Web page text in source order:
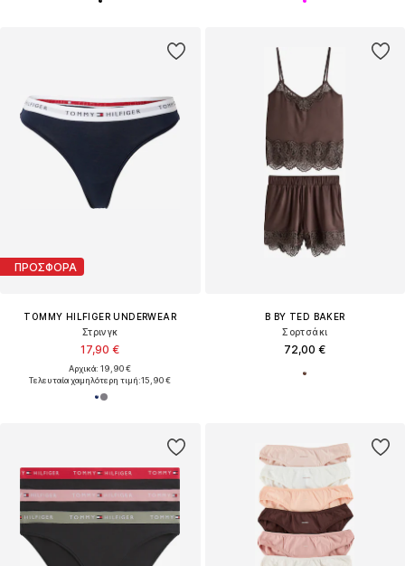
ΠΡΟΣΦΟΡΑ
TOMMY HILFIGER UNDERWEAR
Στρινγκ
17,90 €
Αρχικά: 19,90 €
Τελευταία χαμηλότερη τιμή:15,90 €
B BY TED BAKER
Σορτσάκι
72,00 €